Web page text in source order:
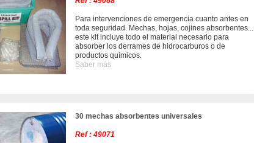
Para intervenciones de emergencia cuanto antes en
toda seguridad. Mechas, hojas, cojines absorbentes...
este kit incluye todo el material necesario para
absorber los derrames de hidrocarburos o de
productos químicos.
Saber más
30 mechas absorbentes universales
Ref : 49071